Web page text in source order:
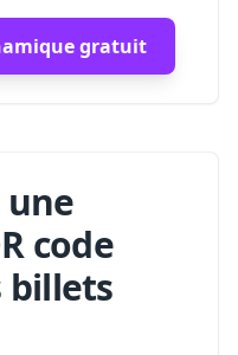
gratuit
code
billets